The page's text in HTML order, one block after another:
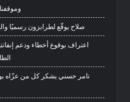
صلاح يوقّع لطرابزون رسميًا
تامر حسني يشكر كل من عزّاه